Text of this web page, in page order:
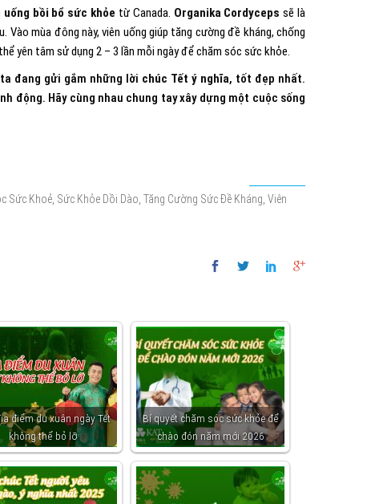
uống bồi bổ sức khỏe từ Canada. Organika Cordyceps sẽ là
Vào mùa đông này, viên uống giúp tăng cường đề kháng, chống
yên tâm sử dụng 2 – 3 lần mỗi ngày để chăm sóc sức khỏe.
đang gửi gắm những lời chúc Tết ý nghĩa, tốt đẹp nhất.
động. Hãy cùng nhau chung tay xây dựng một cuộc sống
Sức Khoẻ, Sức Khỏe Dồi Dào, Tăng Cường Sức Đề Kháng, Viên
điểm du xuân ngày Tết
không thể bỏ lỡ
Bí quyết chăm sóc sức khỏe để
chào đón năm mới 2026